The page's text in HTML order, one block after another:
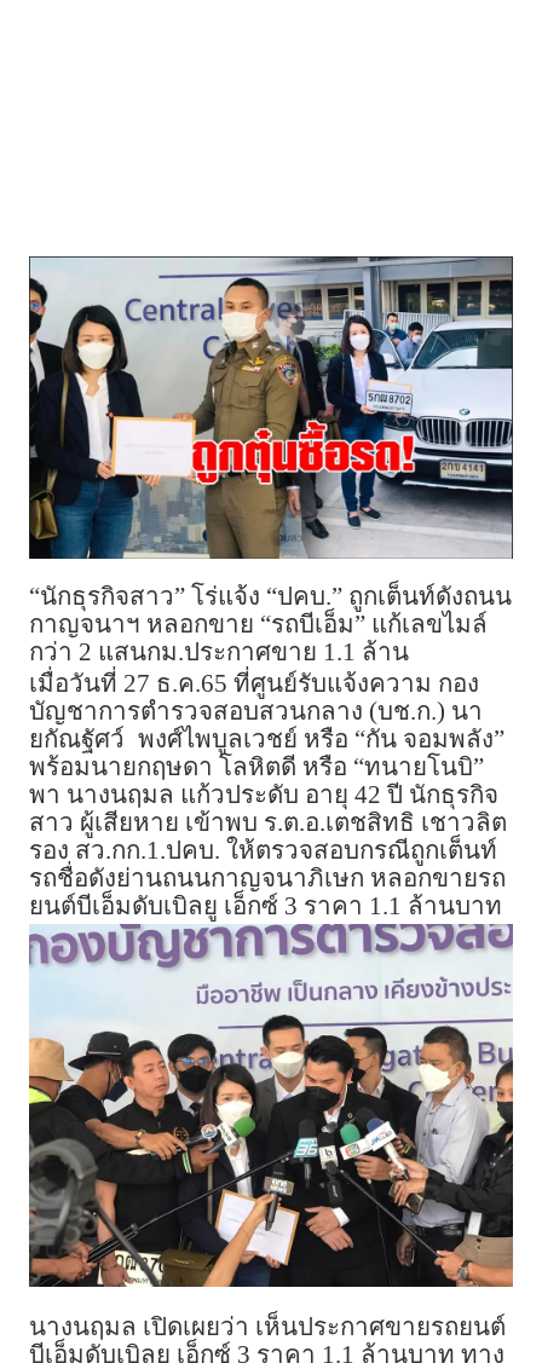
“นักธุรกิจสาว” โร่แจ้ง “ปคบ.” ถูกเต็นท์ดังถนน
กาญจนาฯ หลอกขาย “รถบีเอ็ม” แก้เลขไมล์
กว่า 2 แสนกม.ประกาศขาย 1.1 ล้าน
เมื่อวันที่ 27 ธ.ค.65 ที่ศูนย์รับแจ้งความ กอง
บัญชาการตำรวจสอบสวนกลาง (บช.ก.) นา
ยกัณฐัศว์ พงศ์ไพบูลเวชย์ หรือ “กัน จอมพลัง”
พร้อมนายกฤษดา โลหิตดี หรือ “ทนายโนบิ”
พา นางนฤมล แก้วประดับ อายุ 42 ปี นักธุรกิจ
สาว ผู้เสียหาย เข้าพบ ร.ต.อ.เตชสิทธิ เชาวลิต
รอง สว.กก.1.ปคบ. ให้ตรวจสอบกรณีถูกเต็นท์
รถชื่อดังย่านถนนกาญจนาภิเษก หลอกขายรถ
ยนต์บีเอ็มดับเบิลยู เอ็กซ์ 3 ราคา 1.1 ล้านบาท
นางนฤมล เปิดเผยว่า เห็นประกาศขายรถยนต์
บีเอ็มดับเบิลยู เอ็กซ์ 3 ราคา 1.1 ล้านบาท ทาง